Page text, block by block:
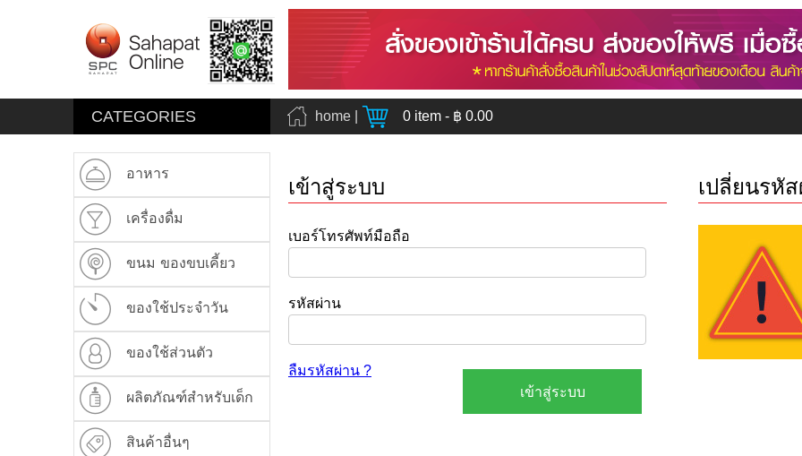
CATEGORIES home 0 item - ฿ 0.00
อาหาร
เครื่องดื่ม
ขนม ของขบเคี้ยว
ของใช้ประจำวัน
ของใช้ส่วนตัว
ผลิตภัณฑ์สำหรับเด็ก
สินค้าอื่นๆ
เข้าสู่ระบบ
เบอร์โทรศัพท์มือถือ
รหัสผ่าน
ลืมรหัสผ่าน ?
เปลี่ยนรหั